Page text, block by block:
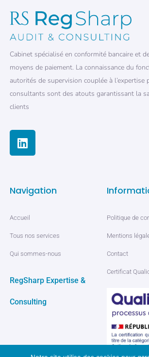
Cabinet spécialisé en conformité bancaire et
moyens de paiement. La connaissance du
autorités de supervision couplée à l’expertise
consultants sont des atouts garantissant la
clients
Navigation
Accueil
Tous nos services
Qui sommes-nous
RegSharp Expertise &
Consulting
Politique de
Mentions
Contact
Certificat